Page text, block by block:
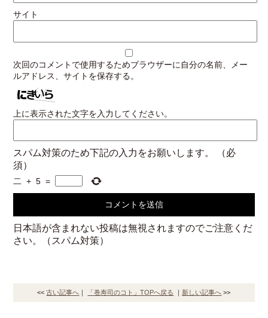
サイト
次回のコメントで使用するためブラウザーに自分の名前、メー
ルアドレス、サイトを保存する。
上に表示された文字を入力してください。
スパム対策のため下記の入力をお願いします。
（必
須）
二 + 5 =
日本語が含まれない投稿は無視されますのでご注意くだ
さい。（スパム対策）
<<古い記事へ ｜ 「巻寿司のコト」TOPへ戻る ｜ 新しい記事へ >>